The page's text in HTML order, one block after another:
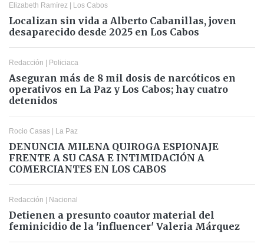
Elizabeth Ramírez | Los Cabos
Localizan sin vida a Alberto Cabanillas, joven
desaparecido desde 2025 en Los Cabos
Redacción | Policiaca
Aseguran más de 8 mil dosis de narcóticos en
operativos en La Paz y Los Cabos; hay cuatro
detenidos
Rocio Casas | La Paz
DENUNCIA MILENA QUIROGA ESPIONAJE
FRENTE A SU CASA E INTIMIDACIÓN A
COMERCIANTES EN LOS CABOS
Redacción | Nacional
Detienen a presunto coautor material del
feminicidio de la 'influencer' Valeria Márquez